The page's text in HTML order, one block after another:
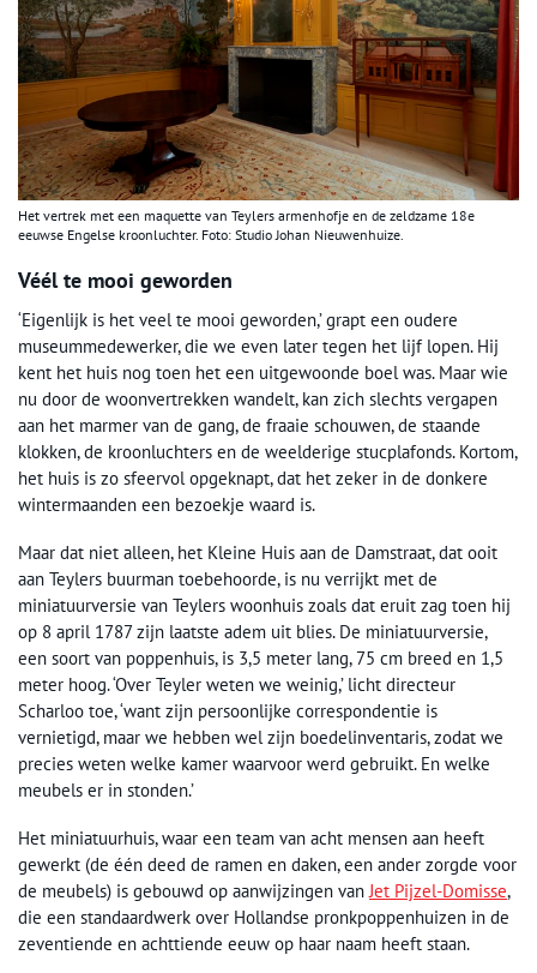
Het vertrek met een maquette van Teylers armenhofje en de zeldzame 18e
eeuwse Engelse kroonluchter. Foto: Studio Johan Nieuwenhuize.
Véél te mooi geworden
‘Eigenlijk is het veel te mooi geworden,’ grapt een oudere
museummedewerker, die we even later tegen het lijf lopen. Hij
kent het huis nog toen het een uitgewoonde boel was. Maar wie
nu door de woonvertrekken wandelt, kan zich slechts vergapen
aan het marmer van de gang, de fraaie schouwen, de staande
klokken, de kroonluchters en de weelderige stucplafonds. Kortom,
het huis is zo sfeervol opgeknapt, dat het zeker in de donkere
wintermaanden een bezoekje waard is.
Maar dat niet alleen, het Kleine Huis aan de Damstraat, dat ooit
aan Teylers buurman toebehoorde, is nu verrijkt met de
miniatuurversie van Teylers woonhuis zoals dat eruit zag toen hij
op 8 april 1787 zijn laatste adem uit blies. De miniatuurversie,
een soort van poppenhuis, is 3,5 meter lang, 75 cm breed en 1,5
meter hoog. ‘Over Teyler weten we weinig,’ licht directeur
Scharloo toe, ‘want zijn persoonlijke correspondentie is
vernietigd, maar we hebben wel zijn boedelinventaris, zodat we
precies weten welke kamer waarvoor werd gebruikt. En welke
meubels er in stonden.’
Het miniatuurhuis, waar een team van acht mensen aan heeft
gewerkt (de één deed de ramen en daken, een ander zorgde voor
de meubels) is gebouwd op aanwijzingen van Jet Pijzel-Domisse,
die een standaardwerk over Hollandse pronkpoppenhuizen in de
zeventiende en achttiende eeuw op haar naam heeft staan.